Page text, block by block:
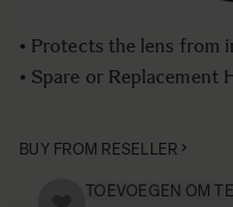
• Protects the lens from
• Spare or Replacement
BUY FROM RESELLER
TOEVOEGEN OM